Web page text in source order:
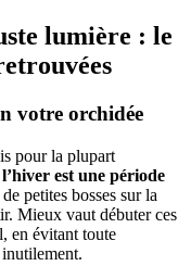
lumière : le
votre orchidée
pour la plupart
est une période
petites bosses sur la
Mieux vaut débuter ces
en évitant toute